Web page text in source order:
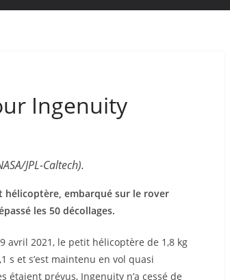
Ingenuity
JPL-Caltech).
hélicoptère, embarqué sur le rover
les 50 décollages.
2021, le petit hélicoptère de 1,8 kg
s et s’est maintenu en vol quasi
étaient prévus, Ingenuity n’a cessé de